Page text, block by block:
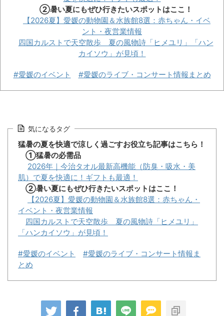
②暑い夏にもぜひ行きたいスポットはここ！
【2026夏】愛媛の動物園＆水族館8選：赤ちゃん・イベ
ント・夜営業情報
四国カルストで天空散歩 夏の風物詩「ヒメユリ」「ハン
カイソウ」が見頃！
#愛媛のイベント #愛媛のライブ・コンサート情報まとめ
気になるタグ
猛暑の夏を快適で涼しく過ごすお役立ち記事はこちら！
①猛暑の必需品
2026年｜今治タオル最新高機能（防臭・吸水・美
肌）で夏を快適に！ギフトも最適！
②暑い夏にもぜひ行きたいスポットはここ！
【2026夏】愛媛の動物園＆水族館8選：赤ちゃん・
イベント・夜営業情報
四国カルストで天空散歩 夏の風物詩「ヒメユリ」
「ハンカイソウ」が見頃！
#愛媛のイベント
#愛媛のライブ・コンサート情報ま
とめ